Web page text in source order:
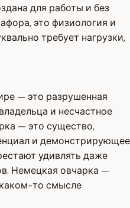
для работы и без
это физиология и
требует нагрузки,
— это разрушенная
и несчастное
— это существо,
и демонстрирующее
удивлять даже
Немецкая овчарка —
то смысле